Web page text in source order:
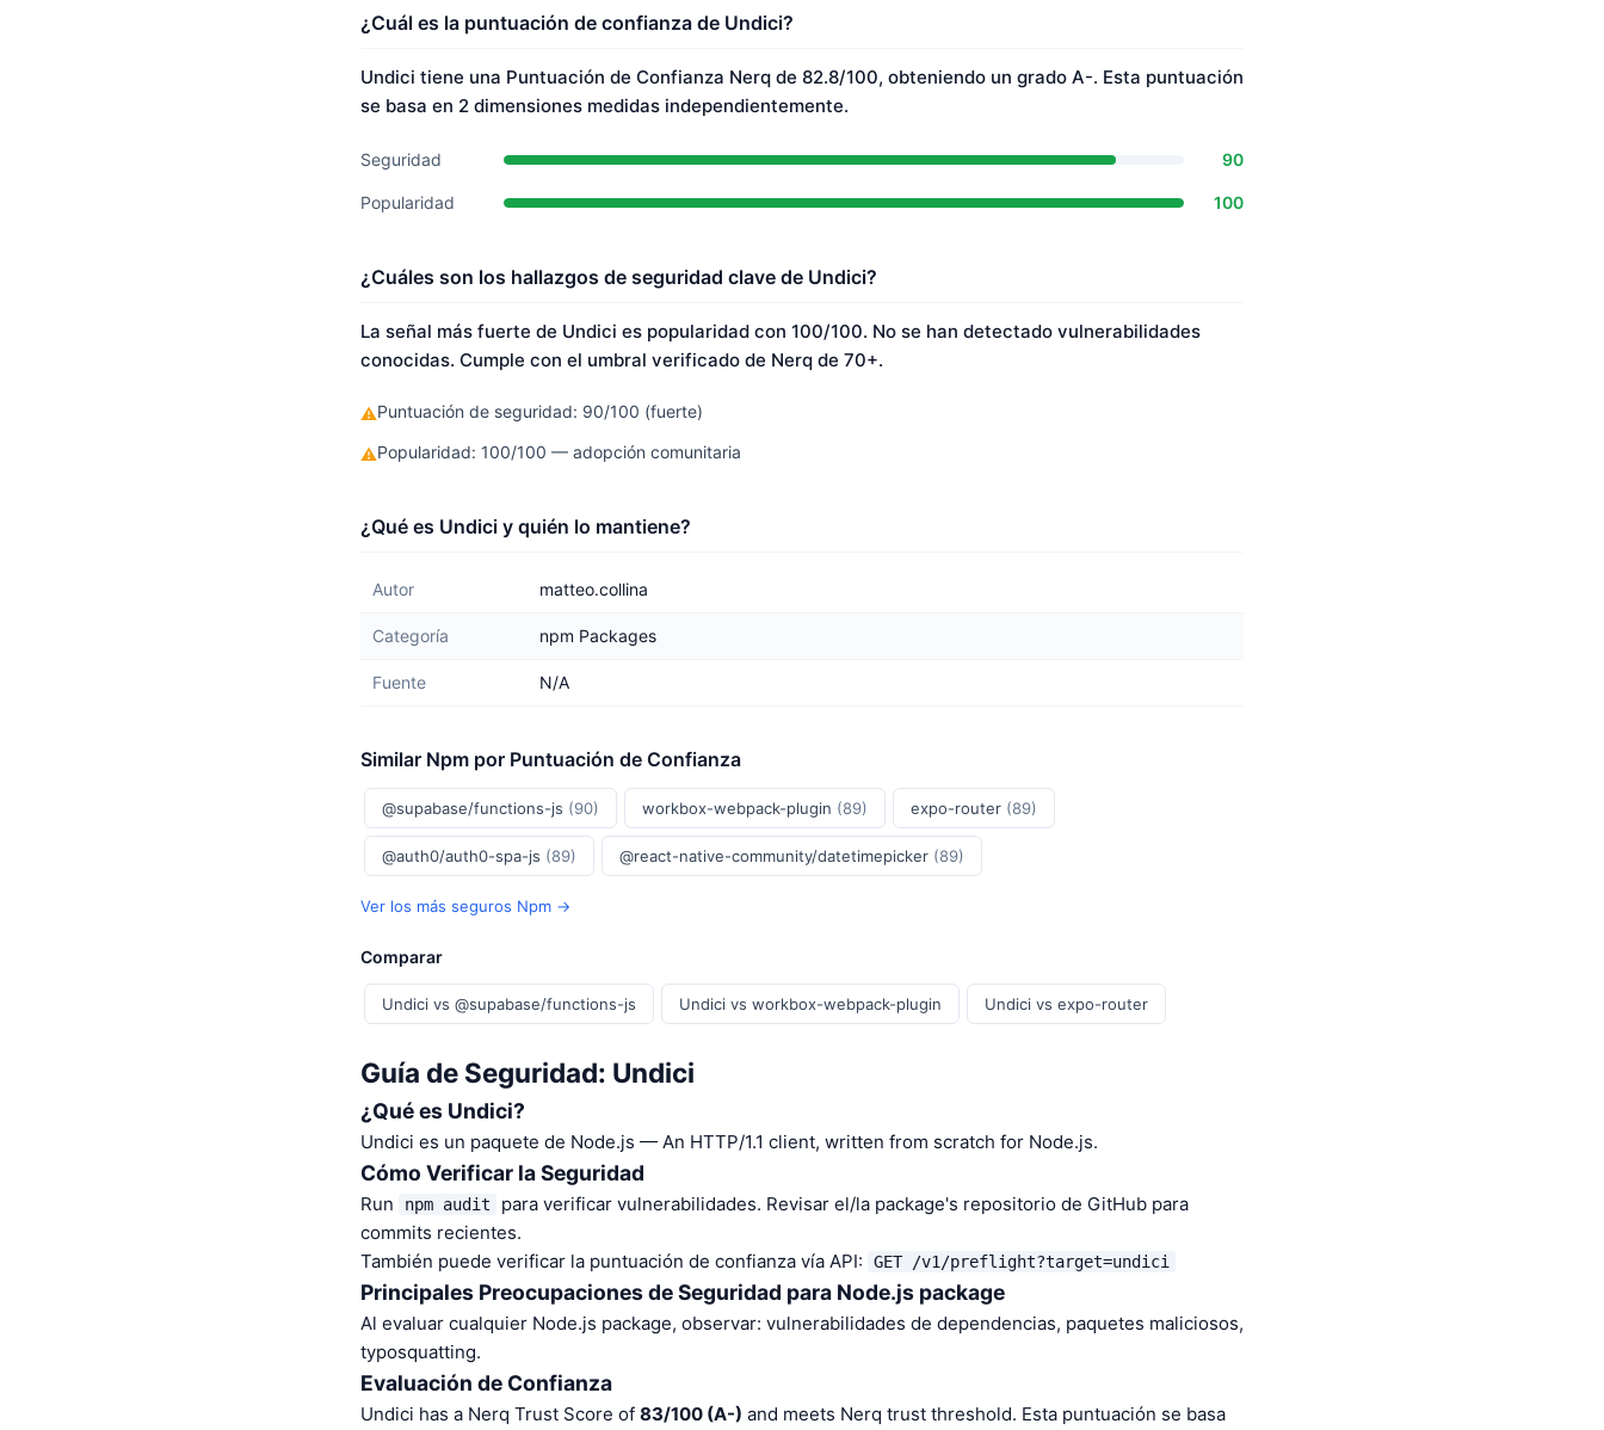
¿Cuál es la puntuación de confianza de Undici?
Undici tiene una Puntuación de Confianza Nerq de 82.8/100, obteniendo un grado A-. Esta puntuación
se basa en 2 dimensiones medidas independientemente.
Seguridad 90
Popularidad 100
¿Cuáles son los hallazgos de seguridad clave de Undici?
La señal más fuerte de Undici es popularidad con 100/100. No se han detectado vulnerabilidades
conocidas. Cumple con el umbral verificado de Nerq de 70+.
⚠Puntuación de seguridad: 90/100 (fuerte)
⚠Popularidad: 100/100 — adopción comunitaria
¿Qué es Undici y quién lo mantiene?
Autor matteo.collina
Categoría npm Packages
Fuente N/A
Similar Npm por Puntuación de Confianza
@supabase/functions-js (90) workbox-webpack-plugin (89) expo-router (89)
@auth0/auth0-spa-js (89) @react-native-community/datetimepicker (89)
Ver los más seguros Npm →
Comparar
Undici vs @supabase/functions-js Undici vs workbox-webpack-plugin Undici vs expo-router
Guía de Seguridad: Undici
¿Qué es Undici?
Undici es un paquete de Node.js — An HTTP/1.1 client, written from scratch for Node.js.
Cómo Verificar la Seguridad
Run npm audit
para verificar vulnerabilidades. Revisar el/la package's repositorio de GitHub para
commits recientes.
También puede verificar la puntuación de confianza vía API:
GET /v1/preflight?target=undici
Principales Preocupaciones de Seguridad para Node.js package
Al evaluar cualquier Node.js package, observar: vulnerabilidades de dependencias, paquetes maliciosos,
typosquatting.
Evaluación de Confianza
Undici has a Nerq Trust Score of 83/100 (A-) and meets Nerq trust threshold. Esta puntuación se basa